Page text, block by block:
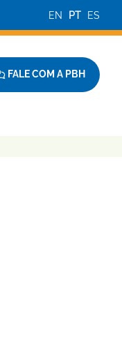
EN PT ES
FALE COM A PBH